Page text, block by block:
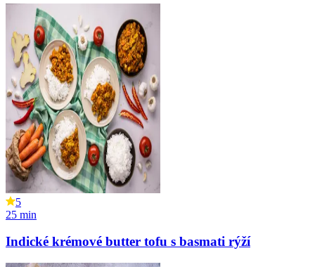
5
25 min
Indické krémové butter tofu s basmati rýží